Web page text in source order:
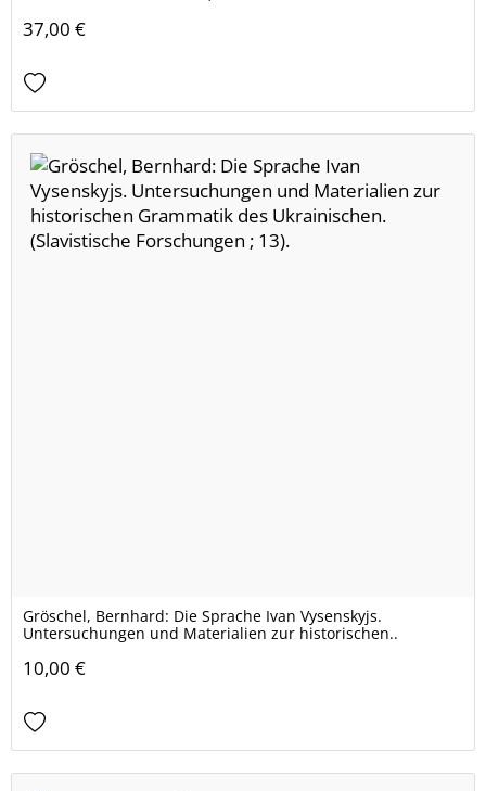
37,00 €
Gröschel, Bernhard: Die Sprache Ivan Vysenskyjs.
Untersuchungen und Materialien zur historischen..
10,00 €